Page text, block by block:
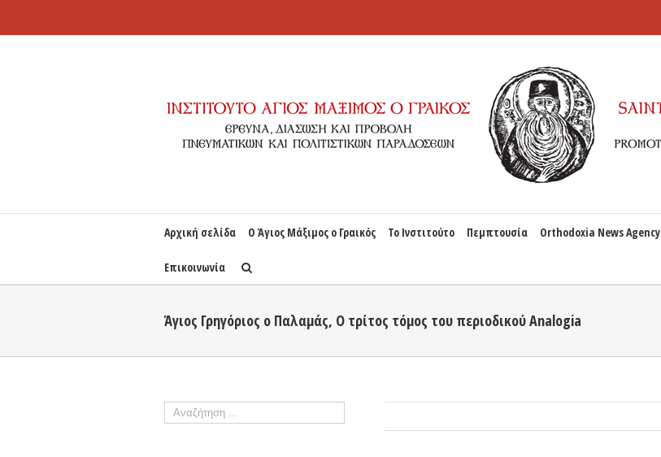
Αρχική σελίδα Ο Άγιος Μάξιμος ο Γραικός Το Ινστιτούτο Πεμπτουσία Orthodoxia News Agency
Επικοινωνία
Άγιος Γρηγόριος ο Παλαμάς, Ο τρίτος τόμος του περιοδικού Analogia